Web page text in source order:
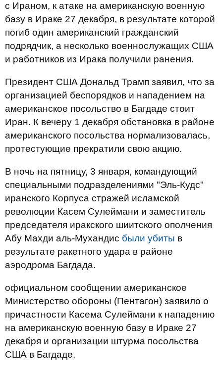
с Ираном, к атаке на американскую военную
базу в Ираке 27 декабря, в результате которой
погиб один американский гражданский
подрядчик, а несколько военнослужащих США
и работников из Ирака получили ранения.
Президент США Дональд Трамп заявил, что за
организацией беспорядков и нападением на
американское посольство в Багдаде стоит
Иран. К вечеру 1 декабря обстановка в районе
американского посольства нормализовалась,
протестующие прекратили свою акцию.
В ночь на пятницу, 3 января, командующий
специальными подразделениями "Эль-Кудс"
иранского Корпуса стражей исламской
революции Касем Сулеймани и заместитель
председателя иракского шиитского ополчения
Абу Махди аль-Мухандис были убиты в
результате ракетного удара в районе
аэродрома Багдада.
официальном сообщении американское
Министерство обороны (Пентагон) заявило о
причастности Касема Сулеймани к нападению
на американскую военную базу в Ираке 27
декабря и организации штурма посольства
США в Багдаде.